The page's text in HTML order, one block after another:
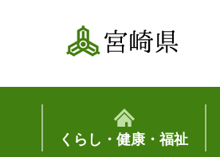
宮崎県
くらし・健康・福祉